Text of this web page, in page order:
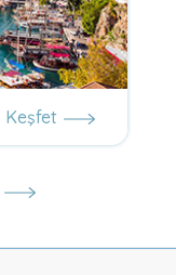
Keşfet